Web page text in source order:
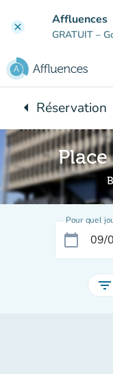
clear Affluences
GRATUIT –
arrow_leftRetour à :
Réservation
Pour quel
calendar_today
filter_list